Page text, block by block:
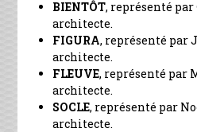
BIENTÔT, représenté
architecte.
FIGURA, représenté par
architecte.
FLEUVE, représenté par
architecte.
SOCLE, représenté par
architecte.